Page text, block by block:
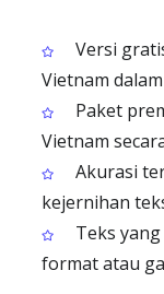
Versi
Vietnam
Paket
Vietnam
Akurasi
kejernihan
Teks
format atau